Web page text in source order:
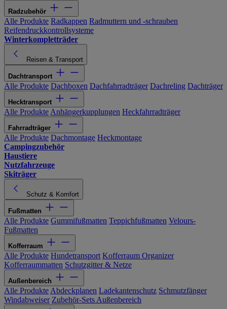
Radzubehör
Alle Produkte Radkappen Radmuttern und -schrauben
Reifendruckkontrollsysteme
Winterkompletträder
Reisen & Transport
Dachtransport
Alle Produkte Dachboxen Dachfahrradträger Dachreling Dachträger
Hecktransport
Alle Produkte Anhängerkupplungen Heckfahrradträger
Fahrradträger
Alle Produkte Dachmontage Heckmontage
Campingzubehör
Haustiere
Nutzfahrzeuge
Skiträger
Schutz & Komfort
Fußmatten
Alle Produkte Gummifußmatten Teppichfußmatten Velours-
Fußmatten
Kofferraum
Alle Produkte Hundetransport Kofferraum Organizer
Kofferraummatten Schutzgitter & Netze
Außenbereich
Alle Produkte Abdeckplanen Ladekantenschutz Schmutzfänger
Windabweiser Zubehör-Sets Außenbereich